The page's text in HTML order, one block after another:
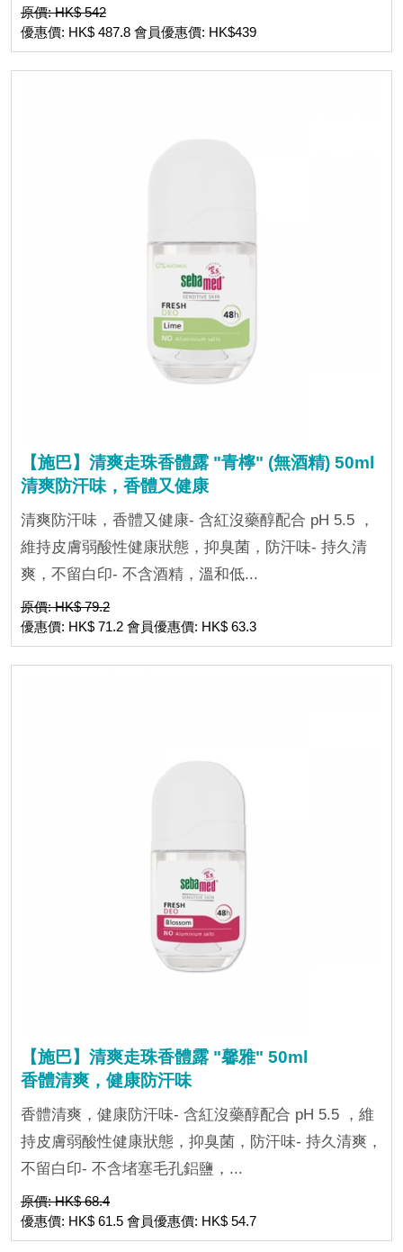
原價: HK$ 542
優惠價: HK$ 487.8 會員優惠價: HK$439
【施巴】清爽走珠香體露 "青檸" (無酒精) 50ml
清爽防汗味，香體又健康
清爽防汗味，香體又健康- 含紅沒藥醇配合 pH 5.5 ，
維持皮膚弱酸性健康狀態，抑臭菌，防汗味- 持久清
爽，不留白印- 不含酒精，溫和低...
原價: HK$ 79.2
優惠價: HK$ 71.2 會員優惠價: HK$ 63.3
【施巴】清爽走珠香體露 "馨雅" 50ml
香體清爽，健康防汗味
香體清爽，健康防汗味- 含紅沒藥醇配合 pH 5.5 ，維
持皮膚弱酸性健康狀態，抑臭菌，防汗味- 持久清爽，
不留白印- 不含堵塞毛孔鋁鹽，...
原價: HK$ 68.4
優惠價: HK$ 61.5 會員優惠價: HK$ 54.7